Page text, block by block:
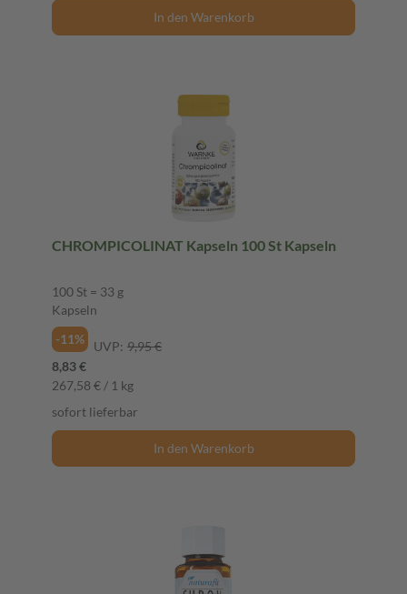
In den Warenkorb
CHROMPICOLINAT Kapseln 100 St Kapseln
100 St = 33 g
Kapseln
-11%
UVP: 9,95 €
8,83 €
267,58 € / 1 kg
sofort lieferbar
In den Warenkorb